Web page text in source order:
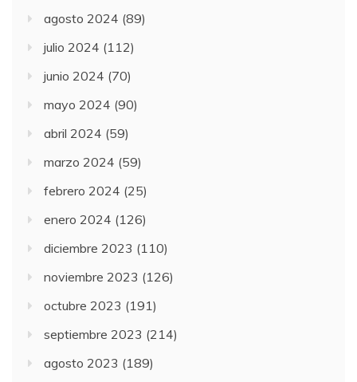
agosto 2024 (89)
julio 2024 (112)
junio 2024 (70)
mayo 2024 (90)
abril 2024 (59)
marzo 2024 (59)
febrero 2024 (25)
enero 2024 (126)
diciembre 2023 (110)
noviembre 2023 (126)
octubre 2023 (191)
septiembre 2023 (214)
agosto 2023 (189)